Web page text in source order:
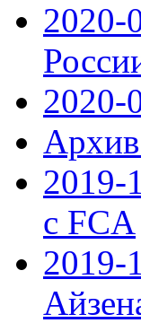
2020-
2020-
2019-
с FCA
2019-